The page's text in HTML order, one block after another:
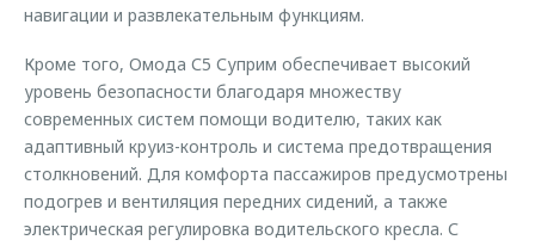
Страхование
Аксессуары
Одежда и сувениры
Оригинальные аксессуары
Запчасти
Клиентская поддержка
O&J Автоклуб
Клуб владельцев OMODA
Приложение O&J
Аксессуары
Одежда и сувениры
Обратная связь
навигации и развлекательным функциям.
Кроме того, Омода С5 Суприм обеспечивает высокий
уровень безопасности благодаря множеству
современных систем помощи водителю, таких как
адаптивный круиз-контроль и система предотвращения
столкновений. Для комфорта пассажиров предусмотрены
подогрев и вентиляция передних сидений, а также
электрическая регулировка водительского кресла. С